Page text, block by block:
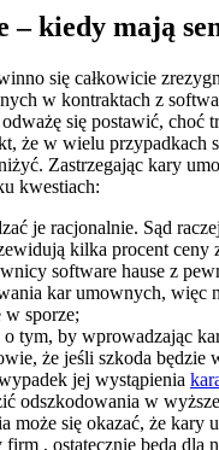
– kiedy mają
się całkowicie
w kontraktach z
się postawić, choć
że w wielu przypadkach
Zastrzegając kary
kwestiach:
je racjonalnie. Sąd
kilka procent ceny
software hause z
kar umownych, więc
sporze;
o tym, by wprowadzając
że jeśli szkoda będzie
jej wystąpienia
odszkodowania w
może się okazać, że kary
firm , ostatecznie będą dla